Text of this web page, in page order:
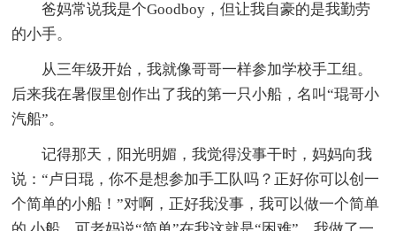
爸妈常说我是个Goodboy，但让我自豪的是我勤劳
的小手。
从三年级开始，我就像哥哥一样参加学校手工组。
后来我在暑假里创作出了我的第一只小船，名叫“琨哥小
汽船”。
记得那天，阳光明媚，我觉得没事干时，妈妈向我
说：“卢日琨，你不是想参加手工队吗？正好你可以创一
个简单的小船！”对啊，正好我没事，我可以做一个简单